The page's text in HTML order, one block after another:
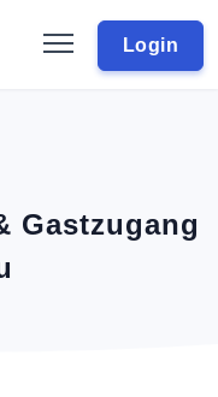
Login
Gastzugang